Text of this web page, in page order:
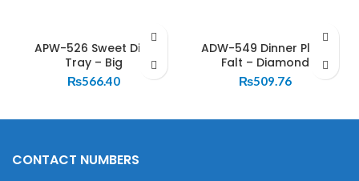
APW-526 Sweet Dish
Tray – Big
₨566.40
ADW-549 Dinner Plate
Falt – Diamond
₨509.76
CONTACT NUMBERS